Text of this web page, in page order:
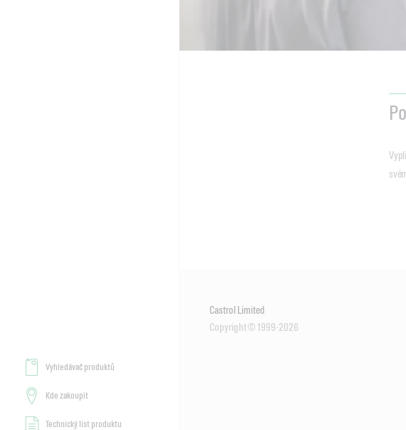
Vyhledávač produktů
Kde zakoupit
Technický list produktu
Castrol Limited
Copyright © 1999-2026